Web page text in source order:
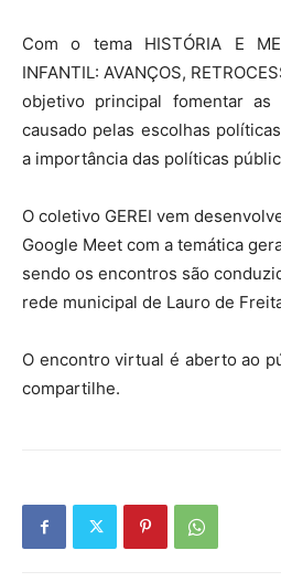
Com o tema HISTÓRIA E
INFANTIL: AVANÇOS,
objetivo principal fomentar as
causado pelas escolhas
a importância das políticas
O coletivo GEREI vem
Google Meet com a temática
sendo os encontros são
rede municipal de Lauro de
O encontro virtual é aberto ao
compartilhe.